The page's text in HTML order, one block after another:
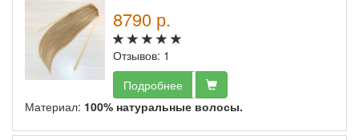
8790 р.
Отзывов: 1
Подробнее
Материал: 100% натуральные волосы.